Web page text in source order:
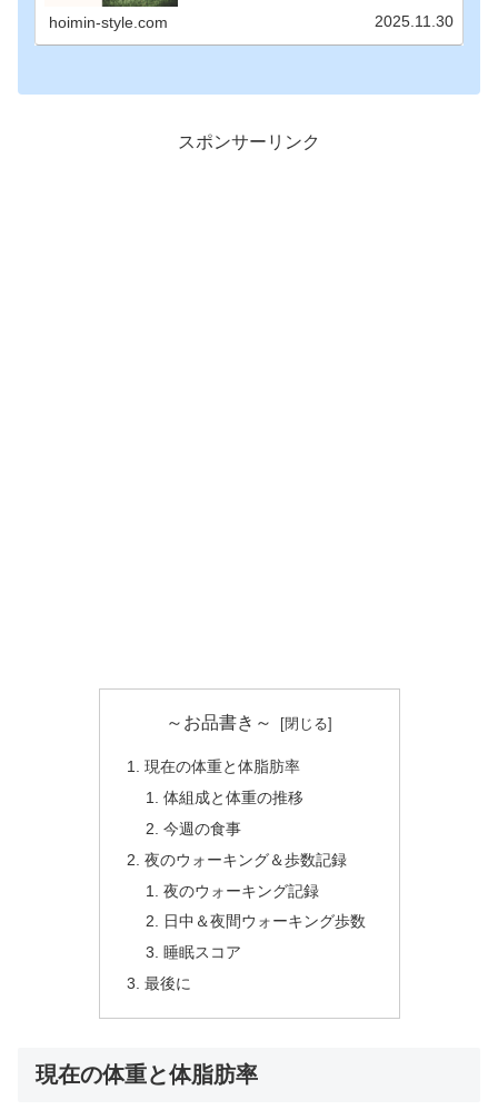
に健康管理に取り組んでいます！本記事は1...
hoimin-style.com 2025.11.30
スポンサーリンク
～お品書き～
現在の体重と体脂肪率
体組成と体重の推移
今週の食事
夜のウォーキング＆歩数記録
夜のウォーキング記録
日中＆夜間ウォーキング歩数
睡眠スコア
最後に
現在の体重と体脂肪率